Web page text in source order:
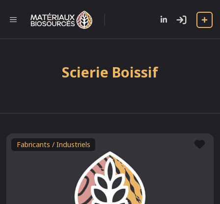
contenu
MENU
Scierie Boissif
Fabricants / Industriels